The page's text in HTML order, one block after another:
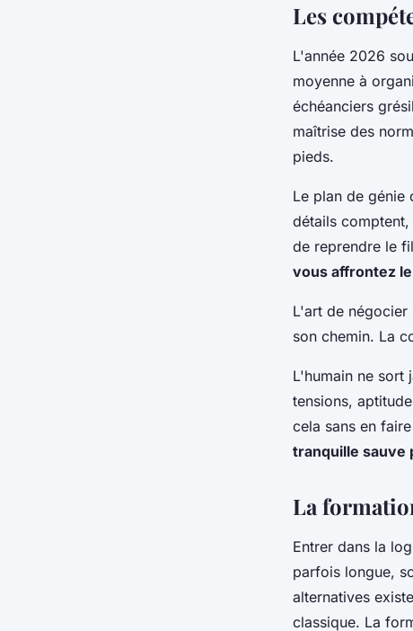
Les
L'année 2026
moyenne à
échéanciers
maîtrise des
pieds.
Le plan de génie
détails
de reprendre le
vous affrontez
L'art de
son chemin. La
L'humain ne sort
tensions,
cela sans en
tranquille sauve
La
Entrer dans la
parfois longue,
alternatives
classique. La